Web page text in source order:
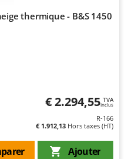
thermique - B&S 1450
€ 2.294,55 TVA
Inclus
R-166
€ 1.912,13 Hors taxes (HT)
Ajouter